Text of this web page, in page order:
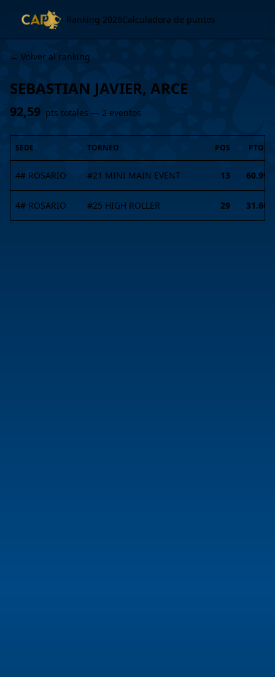
Ranking 2026Calculadora de puntos
← Volver al ranking
SEBASTIAN JAVIER, ARCE
92,59 pts totales — 2 eventos
SEDE TORNEO POS PTOS
4# ROSARIO #21 MINI MAIN EVENT 13 60.99
4# ROSARIO #25 HIGH ROLLER 29 31.60